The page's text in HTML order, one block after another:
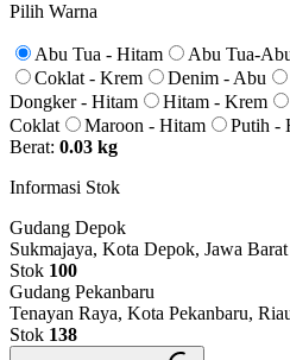
Pilih Warna
Abu Tua - Hitam Abu Tua-
Coklat - Krem
Denim - Abu
Dongker - Hitam
Hitam - Krem
Coklat
Maroon - Hitam
Putih -
Berat: 0.03 kg
Informasi Stok
Gudang Depok
Sukmajaya, Kota Depok, Jawa Barat
Stok 100
Gudang Pekanbaru
Tenayan Raya, Kota Pekanbaru,
Stok 138